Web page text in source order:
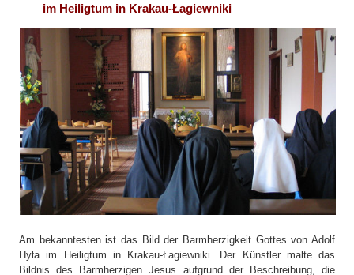
im Heiligtum in Krakau-Łagiewniki
Am bekanntesten ist das Bild der Barmherzigkeit Gottes von Adolf
Hyła im Heiligtum in Krakau-Łagiewniki. Der Künstler malte das
Bildnis des Barmherzigen Jesus aufgrund der Beschreibung, die